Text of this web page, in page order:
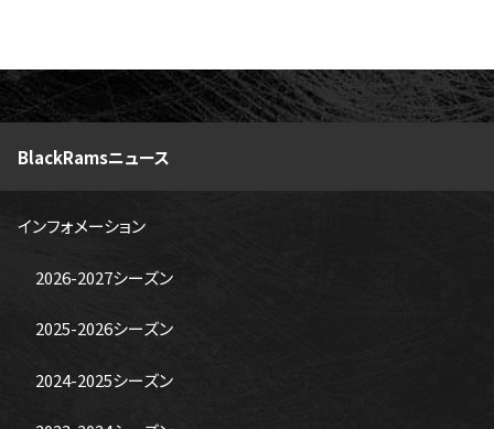
BlackRamsニュース
インフォメーション
2026-2027シーズン
2025-2026シーズン
2024-2025シーズン